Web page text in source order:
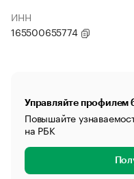
ИНН
165500655774
Управляйте профилем
Повышайте
на РБК